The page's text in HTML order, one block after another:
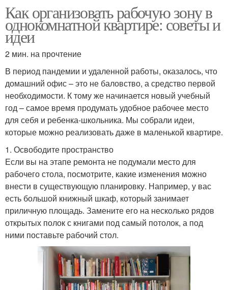
Как организовать рабочую зону в
однокомнатной квартире: советы и
идеи
2 мин. на прочтение
В период пандемии и удаленной работы, оказалось, что
домашний офис – это не баловство, а средство первой
необходимости. К тому же начинается новый учебный
год – самое время продумать удобное рабочее место
для себя и ребенка-школьника. Мы собрали идеи,
которые можно реализовать даже в маленькой квартире.
1. Освободите пространство
Если вы на этапе ремонта не подумали место для
рабочего стола, посмотрите, какие изменения можно
внести в существующую планировку. Например, у вас
есть большой книжный шкаф, который занимает
приличную площадь. Замените его на несколько рядов
открытых полок с книгами под самый потолок, а под
ними поставьте рабочий стол.